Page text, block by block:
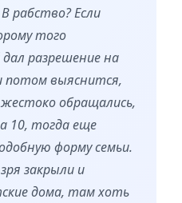
рабство? Если
того
разрешение на
потом выяснится,
обращались,
10, тогда еще
форму семьи.
закрыли и
дома, там хоть